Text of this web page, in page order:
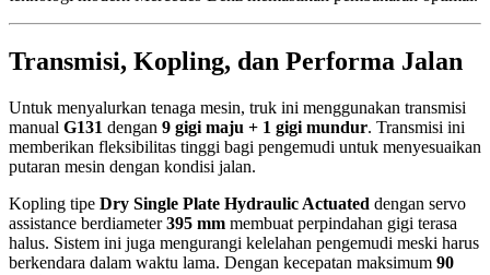
Transmisi, Kopling, dan Performa Jalan
Untuk menyalurkan tenaga mesin, truk ini menggunakan transmisi
manual G131 dengan 9 gigi maju + 1 gigi mundur. Transmisi ini
memberikan fleksibilitas tinggi bagi pengemudi untuk menyesuaikan
putaran mesin dengan kondisi jalan.
Kopling tipe Dry Single Plate Hydraulic Actuated dengan servo
assistance berdiameter395 mm membuat perpindahan gigi terasa
halus. Sistem ini juga mengurangi kelelahan pengemudi meski harus
berkendara dalam waktu lama. Dengan kecepatan maksimum 90